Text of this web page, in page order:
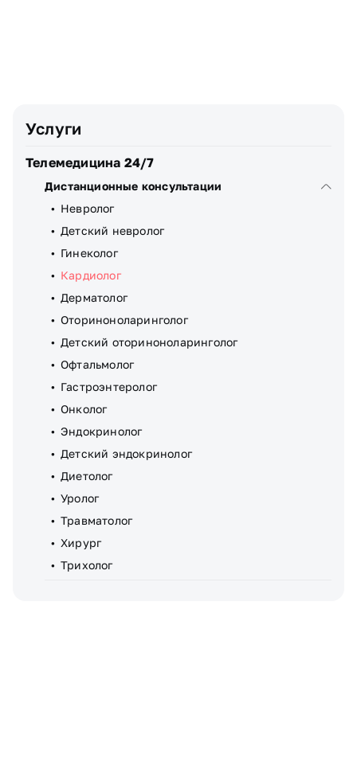
Услуги
Телемедицина 24/7
Дистанционные консультации
Невролог
Детский невролог
Гинеколог
Кардиолог
Дерматолог
Оториноноларинголог
Детский оториноноларинголог
Офтальмолог
Гастроэнтеролог
Онколог
Эндокринолог
Детский эндокринолог
Диетолог
Уролог
Травматолог
Хирург
Трихолог